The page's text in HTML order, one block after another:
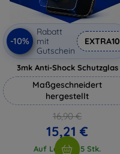
-10%
Rabatt
mit
Gutschein
EXTRA10
3mk Anti-Shock Schutzglas
Maßgeschneidert
hergestellt
16,90 €
15,21 €
Auf Lager > 5 Stk.